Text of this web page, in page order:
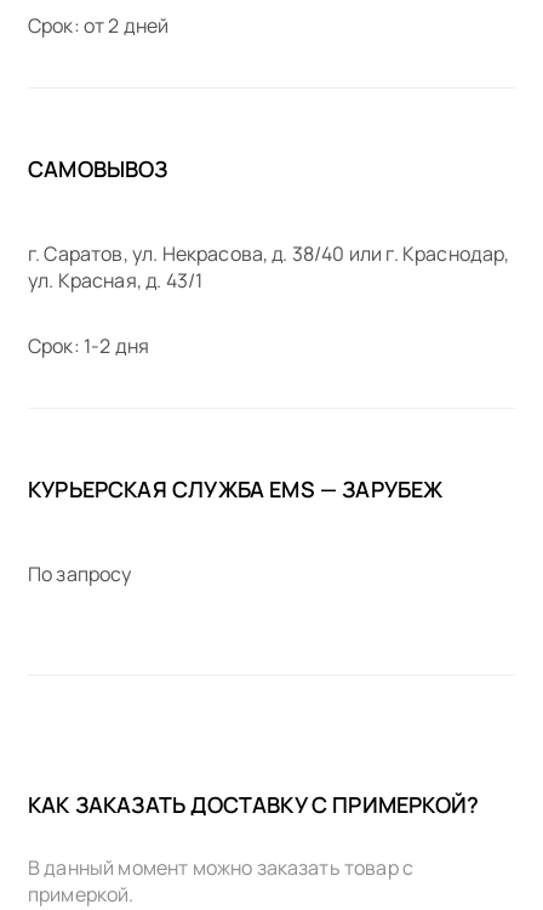
Срок: от 2 дней
САМОВЫВОЗ
г. Саратов, ул. Некрасова, д. 38/40 или г. Краснодар,
ул. Красная, д. 43/1
Срок: 1-2 дня
КУРЬЕРСКАЯ СЛУЖБА EMS — ЗАРУБЕЖ
По запросу
КАК ЗАКАЗАТЬ ДОСТАВКУ С ПРИМЕРКОЙ?
В данный момент можно заказать товар с
примеркой.